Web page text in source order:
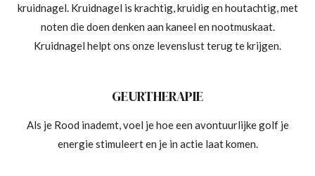
kruidnagel. Kruidnagel is krachtig, kruidig ​​en houtachtig, met
noten die doen denken aan kaneel en nootmuskaat.
Kruidnagel helpt ons onze levenslust terug te krijgen.
GEURTHERAPIE
Als je Rood inademt, voel je hoe een avontuurlijke golf je
energie stimuleert en je in actie laat komen.